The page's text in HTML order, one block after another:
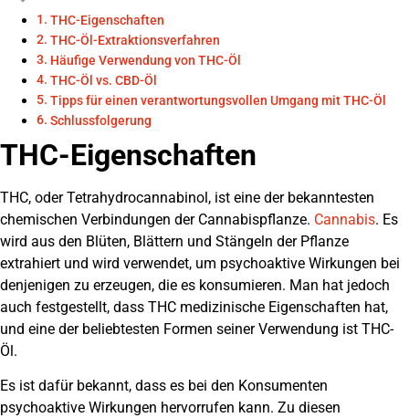
THC-Eigenschaften
THC-Öl-Extraktionsverfahren
Häufige Verwendung von THC-Öl
THC-Öl vs. CBD-Öl
Tipps für einen verantwortungsvollen Umgang mit THC-Öl
Schlussfolgerung
THC-Eigenschaften
THC, oder Tetrahydrocannabinol, ist eine der bekanntesten
chemischen Verbindungen der Cannabispflanze. Cannabis. Es
wird aus den Blüten, Blättern und Stängeln der Pflanze
extrahiert und wird verwendet, um psychoaktive Wirkungen bei
denjenigen zu erzeugen, die es konsumieren. Man hat jedoch
auch festgestellt, dass THC medizinische Eigenschaften hat,
und eine der beliebtesten Formen seiner Verwendung ist THC-
Öl.
Es ist dafür bekannt, dass es bei den Konsumenten
psychoaktive Wirkungen hervorrufen kann. Zu diesen